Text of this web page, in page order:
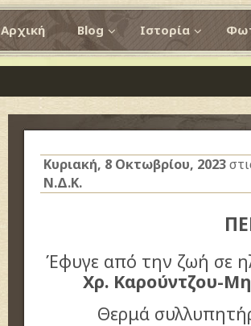
Αρχική Blog Ιστορία
Κυριακή, 8 Οκτωβρίου, 2023
Ν.Δ.Κ.
Έφυγε από την ζωή σε
Χρ. Καρούντζου-
Θερμά